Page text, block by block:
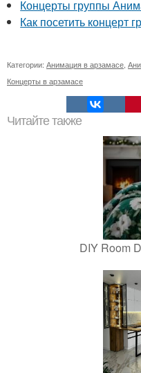
Концерты группы
Как посетить концерт
Категории: Анимация в арзамасе
Концерты в арзамасе
Читайте также
DIY Room